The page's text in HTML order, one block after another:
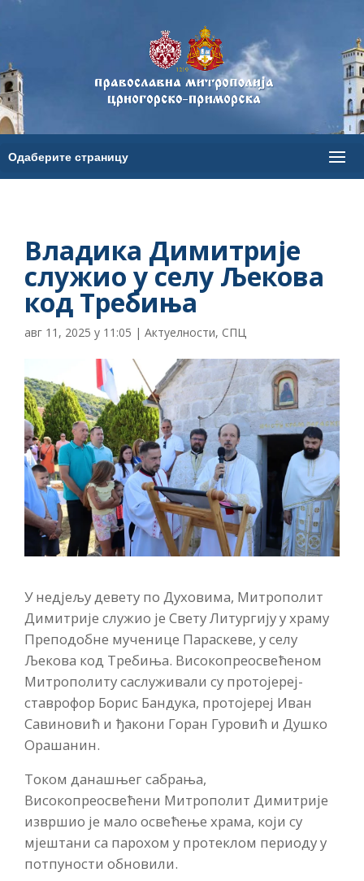
Владика Димитрије
служио у селу Љекова
код Требиња
авг 11, 2025 у 11:05 | Актуелности, СПЦ
У недјељу девету по Духовима, Митрополит
Димитрије служио је Свету Литургију у храму
Преподобне мученице Параскеве, у селу
Љекова код Требиња. Високопреосвећеном
Митрополиту саслуживали су протојереј-
ставрофор Борис Бандука, протојереј Иван
Савиновић и ђакони Горан Гуровић и Душко
Орашанин.
Током данашњег сабрања,
Високопреосвећени Митрополит Димитрије
извршио је мало освећење храма, који су
мјештани са парохом у протеклом периоду у
потпуности обновили.